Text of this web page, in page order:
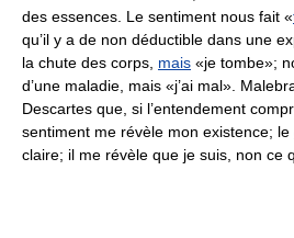
des essences. Le sentiment nous fait «
qu’il y a de non déductible dans une
la chute des corps, mais «je tombe»;
d’une maladie, mais «j’ai mal».
Descartes que, si l’entendement
sentiment me révèle mon existence; le
claire; il me révèle que je suis, non ce